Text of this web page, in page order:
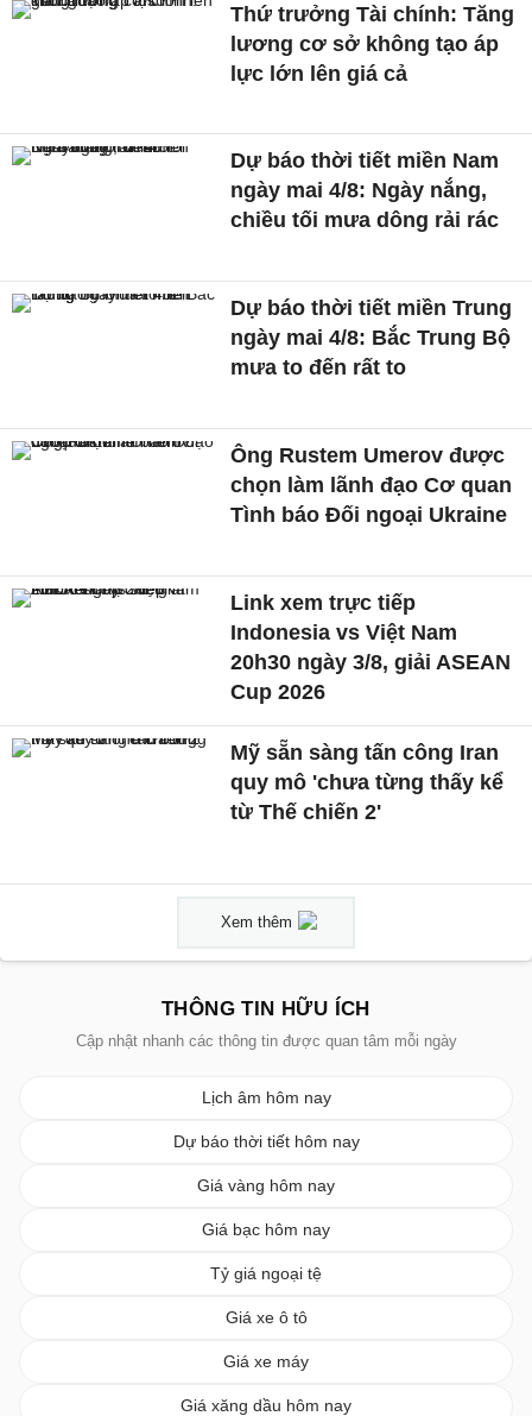
Thứ trưởng Tài chính: Tăng
lương cơ sở không tạo áp
lực lớn lên giá cả
Dự báo thời tiết miền Nam
ngày mai 4/8: Ngày nắng,
chiều tối mưa dông rải rác
Dự báo thời tiết miền Trung
ngày mai 4/8: Bắc Trung Bộ
mưa to đến rất to
Ông Rustem Umerov được
chọn làm lãnh đạo Cơ quan
Tình báo Đối ngoại Ukraine
Link xem trực tiếp
Indonesia vs Việt Nam
20h30 ngày 3/8, giải ASEAN
Cup 2026
Mỹ sẵn sàng tấn công Iran
quy mô 'chưa từng thấy kể
từ Thế chiến 2'
Xem thêm
THÔNG TIN HỮU ÍCH
Cập nhật nhanh các thông tin được quan tâm mỗi ngày
Lịch âm hôm nay
Dự báo thời tiết hôm nay
Giá vàng hôm nay
Giá bạc hôm nay
Tỷ giá ngoại tệ
Giá xe ô tô
Giá xe máy
Giá xăng dầu hôm nay